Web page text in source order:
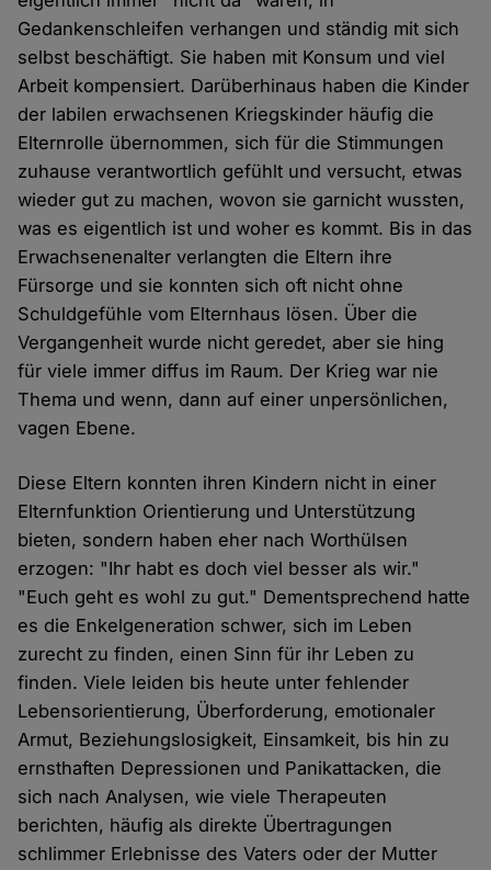
Gedankenschleifen verhangen und ständig mit sich
selbst beschäftigt. Sie haben mit Konsum und viel
Arbeit kompensiert. Darüberhinaus haben die Kinder
der labilen erwachsenen Kriegskinder häufig die
Elternrolle übernommen, sich für die Stimmungen
zuhause verantwortlich gefühlt und versucht, etwas
wieder gut zu machen, wovon sie garnicht wussten,
was es eigentlich ist und woher es kommt. Bis in das
Erwachsenenalter verlangten die Eltern ihre
Fürsorge und sie konnten sich oft nicht ohne
Schuldgefühle vom Elternhaus lösen. Über die
Vergangenheit wurde nicht geredet, aber sie hing
für viele immer diffus im Raum. Der Krieg war nie
Thema und wenn, dann auf einer unpersönlichen,
vagen Ebene.
Diese Eltern konnten ihren Kindern nicht in einer
Elternfunktion Orientierung und Unterstützung
bieten, sondern haben eher nach Worthülsen
erzogen: "Ihr habt es doch viel besser als wir."
"Euch geht es wohl zu gut." Dementsprechend hatte
es die Enkelgeneration schwer, sich im Leben
zurecht zu finden, einen Sinn für ihr Leben zu
finden. Viele leiden bis heute unter fehlender
Lebensorientierung, Überforderung, emotionaler
Armut, Beziehungslosigkeit, Einsamkeit, bis hin zu
ernsthaften Depressionen und Panikattacken, die
sich nach Analysen, wie viele Therapeuten
berichten, häufig als direkte Übertragungen
schlimmer Erlebnisse des Vaters oder der Mutter